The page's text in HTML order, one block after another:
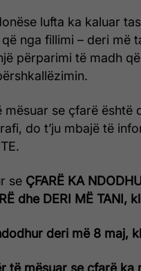
lufta ka kaluar
nga fillimi – deri më
përparimi të madh
mësuar se çfarë është
do t’ju mbajë të
se ÇFARË KA
dhe DERI MË TANI,
deri më 8 maj,
të mësuar se çfarë ka